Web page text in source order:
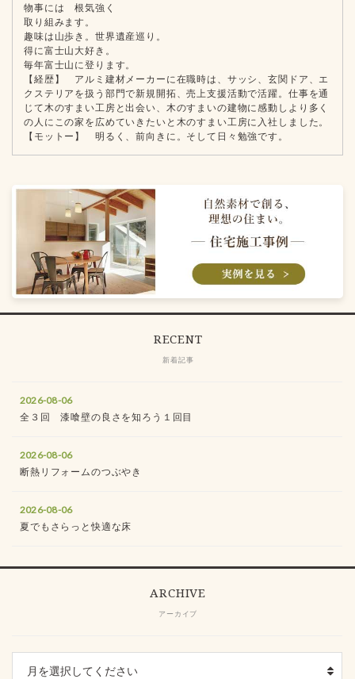
物事には 根気強く
取り組みます。
趣味は山歩き。世界遺産巡り。
得に富士山大好き。
毎年富士山に登ります。
【経歴】 アルミ建材メーカーに在職時は、サッシ、玄関ドア、エ
クステリアを扱う部門で新規開拓、売上支援活動で活躍。仕事を通
じて木のすまい工房と出会い、木のすまいの建物に感動しより多く
の人にこの家を広めていきたいと木のすまい工房に入社しました。
【モットー】 明るく、前向きに。そして日々勉強です。
RECENT
新着記事
2026-08-06
全３回 漆喰壁の良さを知ろう１回目
2026-08-06
断熱リフォームのつぶやき
2026-08-06
夏でもさらっと快適な床
ARCHIVE
アーカイブ